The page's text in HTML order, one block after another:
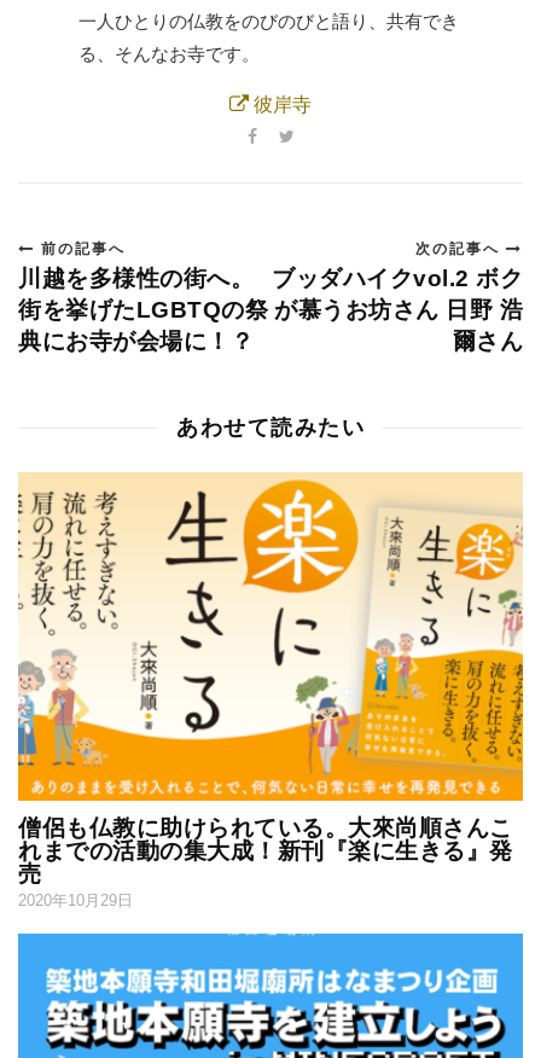
一人ひとりの仏教をのびのびと語り、共有でき
る、そんなお寺です。
彼岸寺
前の記事へ
川越を多様性の街へ。
街を挙げたLGBTQの祭
典にお寺が会場に！？
次の記事へ
ブッダハイクvol.2 ボク
が慕うお坊さん 日野 浩
爾さん
あわせて読みたい
僧侶も仏教に助けられている。大來尚順さんこ
れまでの活動の集大成！新刊『楽に生きる』発
売
2020年10月29日